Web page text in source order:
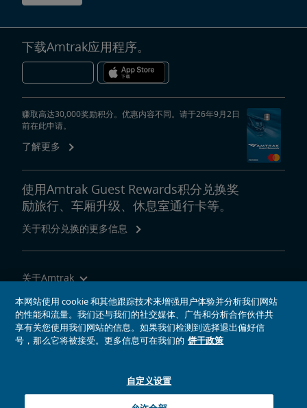
下载Amtrak应用程序。
赚取高达30,000奖励积分。优惠内容不同。请于26年9月2日
前在此申请。
了解更多
使用Amtrak Guest Rewards积分兑换奖
励旅行、车厢升级、休息室通行卡等。
关于积分兑换的更多信息
关于Amtrak
乘坐Amtrak列车旅行
网站工具
Amtrak的Facebook主页将在新窗口中打开
Amtrak的Twitter主页将在新窗口中打开
Amtrak的Instagram主页将在新窗口中打开
Amtrak的Linkedin主页将在新窗口中打开
Amtrak的YouTube主页将在新窗口中打开
Pinterest将在新窗口中打开
本网站使用 cookie 和其他跟踪技术来增强用户体验并分析我们网站
的性能和流量。我们还与我们的社交媒体、广告和分析合作伙伴共
享有关您使用我们网站的信息。如果我们检测到选择退出偏好信
号，那么它将被接受。更多信息可在我们的 饼干政策
自定义设置